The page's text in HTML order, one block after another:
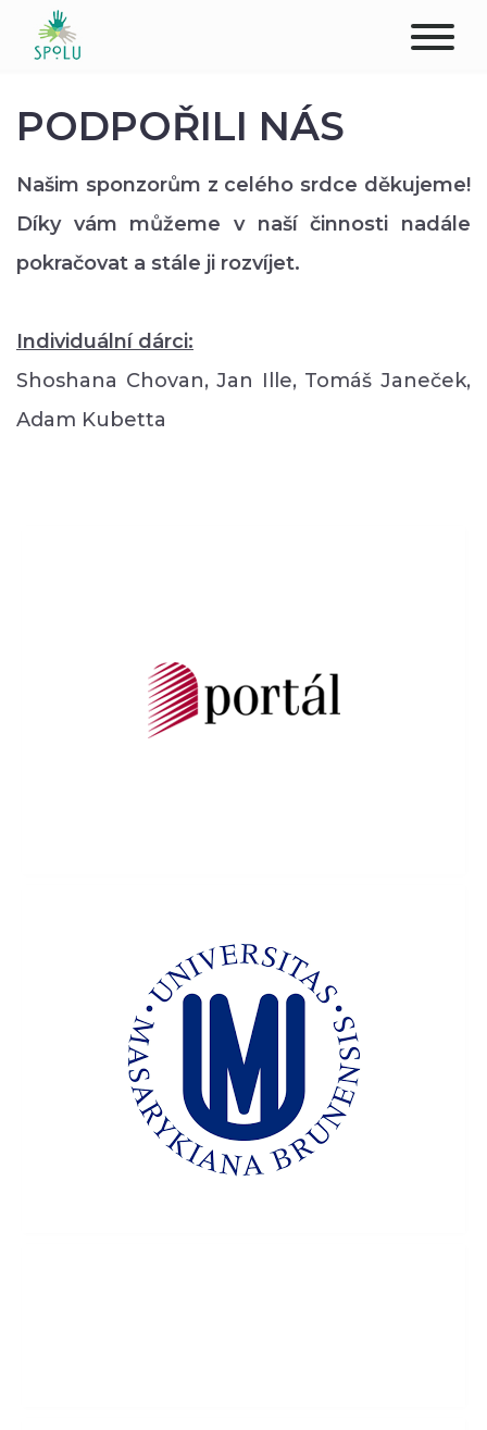
PODPOŘTE NÁS
PŮSOBIŠTĚ
PROFESIONÁLOVÉ
PODPOŘILI NÁS
Našim sponzorům z celého srdce děkujeme!
Díky vám můžeme v naší činnosti nadále
pokračovat a stále ji rozvíjet.
Individuální dárci:
Shoshana Chovan, Jan Ille, Tomáš Janeček,
Adam Kubetta